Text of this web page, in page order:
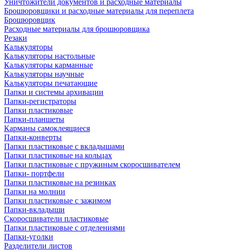
Уничтожители документов и расходные материалы
Брошюровщики и расходные материалы для переплета
Брошюровщик
Расходные материалы для брошюровщика
Резаки
Калькуляторы
Калькуляторы настольные
Калькуляторы карманные
Калькуляторы научные
Калькуляторы печатающие
Папки и системы архивации
Папки-регистраторы
Папки пластиковые
Папки-планшеты
Карманы самоклеящиеся
Папки-конверты
Папки пластиковые с вкладышами
Папки пластиковые на кольцах
Папки пластиковые с пружиным скоросшивателем
Папки- портфели
Папки пластиковые на резинках
Папки на молнии
Папки пластиковые с зажимом
Папки-вкладыши
Скоросшиватели пластиковые
Папки пластиковые с отделениями
Папки-уголки
Разделители листов